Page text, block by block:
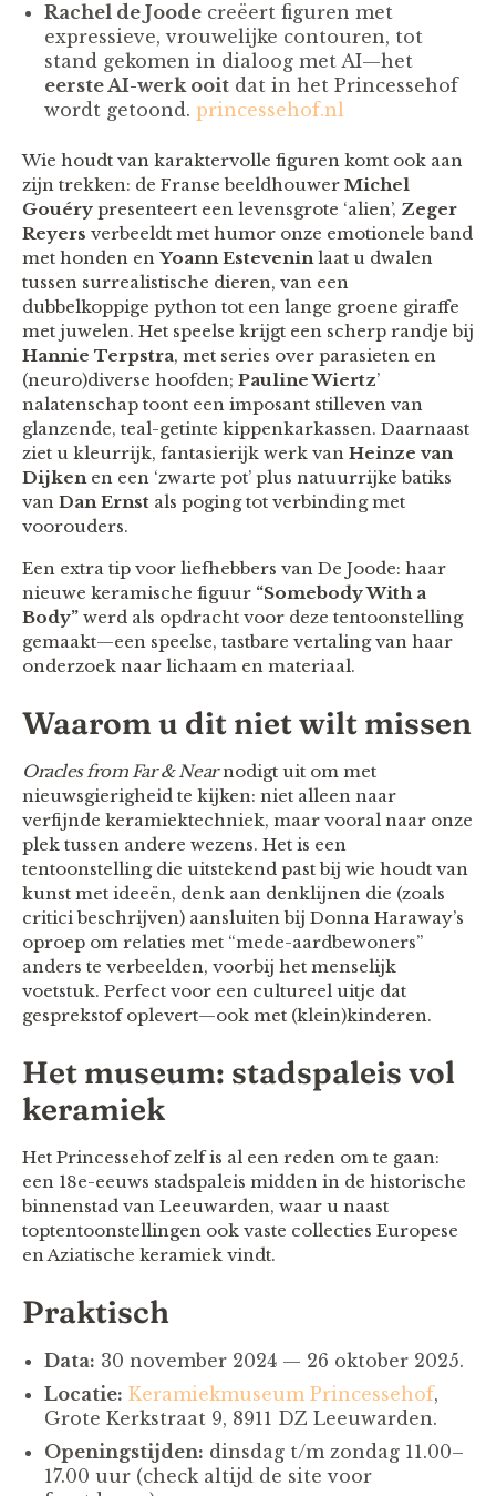
Rachel de Joode creëert figuren met
expressieve, vrouwelijke contouren, tot
stand gekomen in dialoog met AI—het
eerste AI-werk ooit dat in het Princessehof
wordt getoond. princessehof.nl
Wie houdt van karaktervolle figuren komt ook aan
zijn trekken: de Franse beeldhouwer Michel
Gouéry presenteert een levensgrote ‘alien’, Zeger
Reyers verbeeldt met humor onze emotionele band
met honden en Yoann Esteveninlaat u dwalen
tussen surrealistische dieren, van een
dubbelkoppige python tot een lange groene giraffe
met juwelen. Het speelse krijgt een scherp randje bij
Hannie Terpstra, met series over parasieten en
(neuro)diverse hoofden; Pauline Wiertz’
nalatenschap toont een imposant stilleven van
glanzende, teal-getinte kippenkarkassen. Daarnaast
ziet u kleurrijk, fantasierijk werk van Heinze van
Dijkenen een ‘zwarte pot’ plus natuurrijke batiks
van Dan Ernst als poging tot verbinding met
voorouders.
Een extra tip voor liefhebbers van De Joode: haar
nieuwe keramische figuur “Somebody With a
Body” werd als opdracht voor deze tentoonstelling
gemaakt—een speelse, tastbare vertaling van haar
onderzoek naar lichaam en materiaal.
Waarom u dit niet wilt missen
Oracles from Far & Nearnodigt uit om met
nieuwsgierigheid te kijken: niet alleen naar
verfijnde keramiektechniek, maar vooral naar onze
plek tussen andere wezens. Het is een
tentoonstelling die uitstekend past bij wie houdt van
kunst met ideeën, denk aan denklijnen die (zoals
critici beschrijven) aansluiten bij Donna Haraway’s
oproep om relaties met “mede-aardbewoners”
anders te verbeelden, voorbij het menselijk
voetstuk. Perfect voor een cultureel uitje dat
gesprekstof oplevert—ook met (klein)kinderen.
Het museum: stadspaleis vol
keramiek
Het Princessehof zelf is al een reden om te gaan:
een 18e-eeuws stadspaleis midden in de historische
binnenstad van Leeuwarden, waar u naast
toptentoonstellingen ook vaste collecties Europese
en Aziatische keramiek vindt.
Praktisch
Data: 30 november 2024 — 26 oktober 2025.
Locatie: Keramiekmuseum Princessehof,
Grote Kerkstraat 9, 8911 DZ Leeuwarden.
Openingstijden: dinsdag t/m zondag 11.00–
17.00 uur (check altijd de site voor